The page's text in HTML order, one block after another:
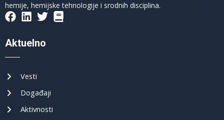
hemije, hemijske tehnologije i srodnih disciplina.
Aktuelno
Vesti
Događaji
Aktivnosti